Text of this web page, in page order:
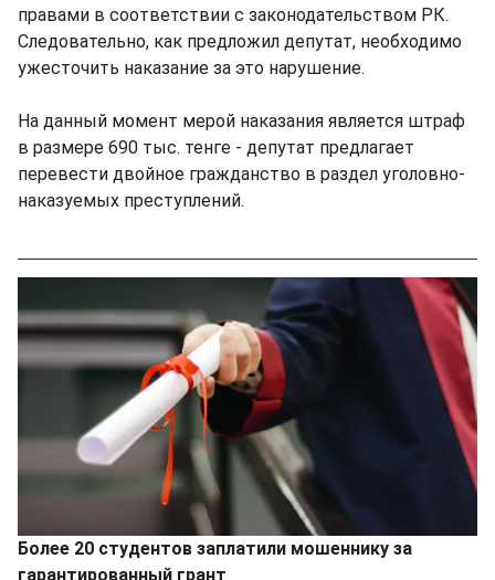
правами в соответствии с законодательством РК.
Следовательно, как предложил депутат, необходимо
ужесточить наказание за это нарушение.
На данный момент мерой наказания является штраф
в размере 690 тыс. тенге - депутат предлагает
перевести двойное гражданство в раздел уголовно-
наказуемых преступлений.
Более 20 студентов заплатили мошеннику за
гарантированный грант